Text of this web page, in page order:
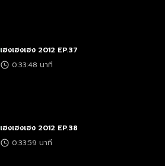
เฮงเฮงเฮง 2012 EP.37
0:33:48 นาที
เฮงเฮงเฮง 2012 EP.38
0:33:59 นาที